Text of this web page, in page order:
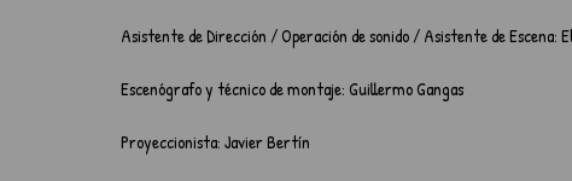
Asistente de Dirección / Operación de sonido / Asistente de Escena:
Escenógrafo y técnico de montaje: Guillermo Gangas
Proyeccionista: Javier Bertín